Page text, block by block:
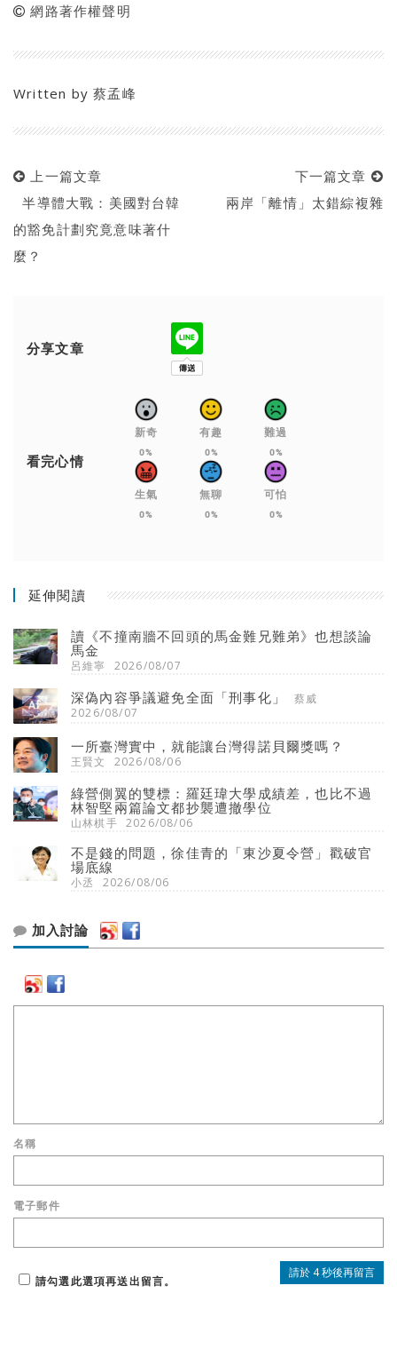
網路著作權聲明
Written by蔡孟峰
上一篇文章
半導體大戰：美國對台韓
的豁免計劃究竟意味著什
麼？
下一篇文章
兩岸「離情」太錯綜複雜
分享文章
看完心情
新奇
0%
有趣
0%
難過
0%
生氣
0%
無聊
0%
可怕
0%
延伸閱讀
讀《不撞南牆不回頭的馬金難兄難弟》也想談論
馬金
呂維寧 2026/08/07
深偽內容爭議避免全面「刑事化」
蔡威
2026/08/07
一所臺灣實中，就能讓台灣得諾貝爾獎嗎？
王賢文 2026/08/06
綠營側翼的雙標：羅廷瑋大學成績差，也比不過
林智堅兩篇論文都抄襲遭撤學位
山林棋手 2026/08/06
不是錢的問題，徐佳青的「東沙夏令營」戳破官
場底線
小丞 2026/08/06
加入討論
名稱
電子郵件
請勾選此選項再送出留言。